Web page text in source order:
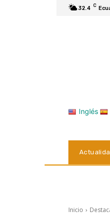
32.4 C
Inglés
Inicio